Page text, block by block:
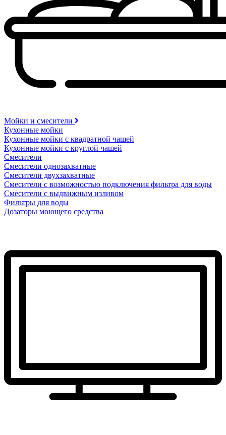
Мойки и смесители
Кухонные мойки
Кухонные мойки с квадратной чашей
Кухонные мойки с круглой чашей
Смесители
Смесители однозахватные
Смесители двухзахватные
Смесители с возможностью подключения фильтра для воды
Смесители с выдвижным изливом
Фильтры для воды
Дозаторы моющего средства